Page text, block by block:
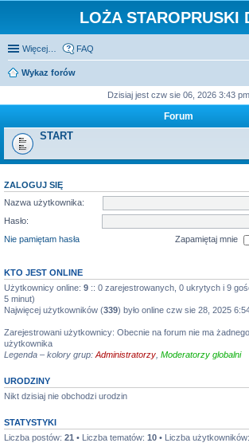
LOŻA STAROPRUSKI
Więcej… FAQ
Wykaz forów
Dzisiaj jest czw sie 06, 2026 3:43 pm
Forum
START
ZALOGUJ SIĘ
Nazwa użytkownika:
Hasło:
Nie pamiętam hasła
Zapamiętaj mnie
KTO JEST ONLINE
Użytkownicy online: 9 :: 0 zarejestrowanych, 0 ukrytych i 9
5 minut)
Najwięcej użytkowników (339) było online czw sie 28, 2025
Zarejestrowani użytkownicy: Obecnie na forum nie ma
użytkownika
Legenda – kolory grup: Administratorzy Moderatorzy globalni
URODZINY
Nikt dzisiaj nie obchodzi urodzin
STATYSTYKI
Liczba postów: 21 • Liczba tematów: 10 • Liczba użytkowników: